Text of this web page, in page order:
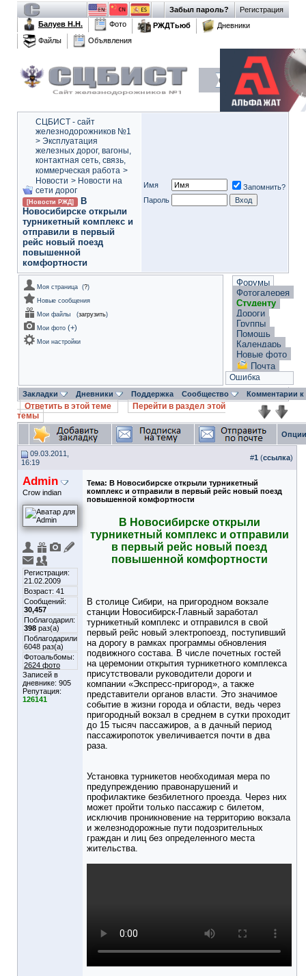
Регистрация
Забыл пароль?
Балуев Н.Н.
Фото РЖДТьюб
Дневники
Файлы
Объявления
СЦБИСТ - сайт
железнодорожников №1
> Эксплуатация
железных дорог, вагоны,
контактная сеть, связь,
коммерческая работа >
Новости > Новости на
сети дорог
[Новости РЖД]
В
Новосибирске открыли
турникетный комплекс и
отправили в первый
рейс новый поезд
повышенной
комфортности
Имя
Запомнить?
Пароль
Моя страница (?)
Новые сообщения
Мои файлы
(загрузить)
Мои фото (+)
Мои настройки
Форумы
Фотогалерея
Студенту
Дороги
Группы
Помощь
Календарь
Новые фото
Почта
Ошибка
Закладки Дневники Поддержка Сообщество Комментарии
Ответить в этой теме
Перейти в раздел этой
темы
09.03.2011,
16:19
#1 (ссылка)
Admin
Crow indian
Регистрация:
21.02.2009
Возраст: 41
Сообщений:
30,457
Поблагодарил:
398 раз(а)
Поблагодарили
6048 раз(а)
Фотоальбомы:
2624 фото
Записей в
дневнике: 905
Репутация:
126141
Тема: В Новосибирске открыли турникетный
комплекс и отправили в первый рейс новый поезд
повышенной комфортности
В Новосибирске открыли
турникетный комплекс и отправили
в первый рейс новый поезд
повышенной комфортности
В столице Сибири, на пригородном вокзале
станции Новосибирск-Главный заработал
турникетный комплекс и отправился в свой
первый рейс новый электропоезд, поступивший
на дорогу в рамках программы обновления
подвижного состава. В числе почетных гостей
на церемонии открытия турникетного комплекса
присутствовали руководители дороги и
компании «Экспресс-пригород», а также
представители органов власти. Это значимое
событие в жизни города и области, ведь через
пригородный вокзал в среднем в сутки проходит
до 15 тысяч пассажиров, а в дачный период
пассажиропоток увеличивается почти в два
раза.
Установка турникетов необходимая мера по
предупреждению правонарушений и
профилактике безбилетного проезда. Через них
может пройти только пассажир с билетом,
исключив проникновение на территорию вокзала
и железнодорожные пути подозрительных
граждан и лиц без определенного места
жительства.